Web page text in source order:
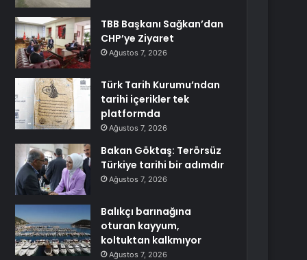
TBB Başkanı Sağkan’dan
CHP’ye Ziyaret
Ağustos 7, 2026
Türk Tarih Kurumu’ndan
tarihi içerikler tek
platformda
Ağustos 7, 2026
Bakan Göktaş: Terörsüz
Türkiye tarihi bir adımdır
Ağustos 7, 2026
Balıkçı barınağına
oturan kayyum,
koltuktan kalkmıyor
Ağustos 7, 2026